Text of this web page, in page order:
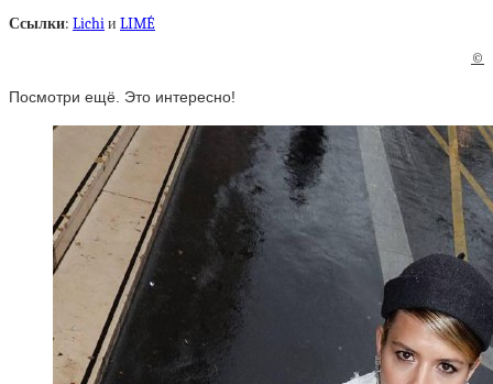
Ссылки: Lichiи LIMÉ
©
Посмотри ещё. Это интересно!